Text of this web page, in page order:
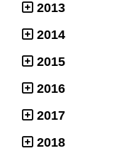
2013
2014
2015
2016
2017
2018